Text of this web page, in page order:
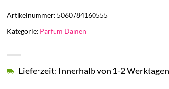
Lieferzeit: Innerhalb von 1-2 Werktagen
Artikelnummer: 5060784160555
Kategorie: Parfum Damen